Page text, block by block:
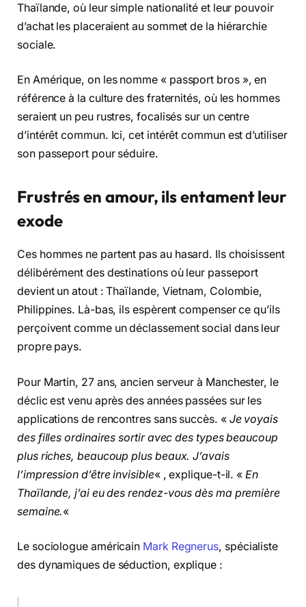
Thaïlande, où leur simple nationalité et leur pouvoir
d’achat les placeraient au sommet de la hiérarchie
sociale.
En Amérique, on les nomme « passport bros », en
référence à la culture des fraternités, où les hommes
seraient un peu rustres, focalisés sur un centre
d’intérêt commun. Ici, cet intérêt commun est d’utiliser
son passeport pour séduire.
Frustrés en amour, ils entament leur
exode
Ces hommes ne partent pas au hasard. Ils choisissent
délibérément des destinations où leur passeport
devient un atout : Thaïlande, Vietnam, Colombie,
Philippines. Là-bas, ils espèrent compenser ce qu’ils
perçoivent comme un déclassement social dans leur
propre pays.
Pour Martin, 27 ans, ancien serveur à Manchester, le
déclic est venu après des années passées sur les
applications de rencontres sans succès. « Je voyais
des filles ordinaires sortir avec des types beaucoup
plus riches, beaucoup plus beaux. J’avais
l’impression d’être invisible« , explique-t-il. «En
Thaïlande, j’ai eu des rendez-vous dès ma première
semaine.«
Le sociologue américain Mark Regnerus, spécialiste
des dynamiques de séduction, explique :